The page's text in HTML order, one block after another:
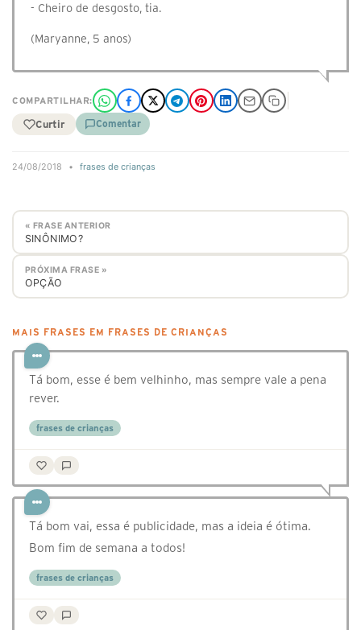
- Cheiro de desgosto, tia.
(Maryanne, 5 anos)
COMPARTILHAR:
Curtir Comentar
24/08/2018 • frases de crianças
« FRASE ANTERIOR
SINÔNIMO?
PRÓXIMA FRASE »
OPÇÃO
MAIS FRASES EM FRASES DE CRIANÇAS
Tá bom, esse é bem velhinho, mas sempre vale a pena
rever.
frases de crianças
Tá bom vai, essa é publicidade, mas a ideia é ótima.
Bom fim de semana a todos!
frases de crianças